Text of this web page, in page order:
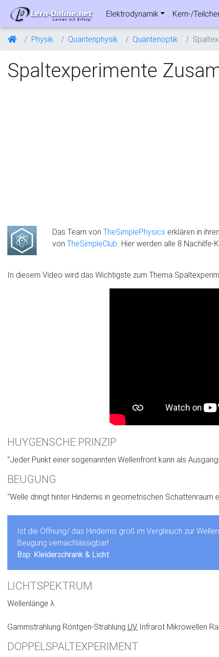
Elektrodynamik Kern-/
Physik Quantenphysik Quantenoptik
Spaltexperimente
Das Team von TheSimplePhysics erklären in
von TheSimpleClub. Hier werden alle 8 Nachilfe-
In diesem Video wird das Wichtigste zum Thema
HUYGENSCHE PRINZIP
"Jeder Punkt einer sogenannten Wellenfront kann als
BEUGUNG
"Welle dringt hinter Hindernis in geometrischen Schattenraum
Ist die Öffnung/ das Hindernis groß im Vergleiuch zur
Beugung vernachlässigbar!
Bsp: Kleiderschrank & Licht
LICHTSPEKTRUM
Wellenlänge λ
Gammstrahlung Röntgen-Strahlung UV Infrarot Mikrowellen
DOPPELSPALTEXPERIMENT